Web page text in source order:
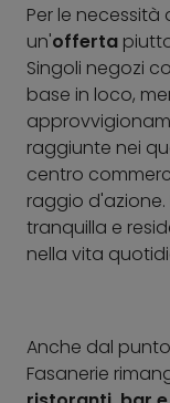
Per le
un'offerta
Singoli negozi
base in loco,
raggiunte nei
centro
raggio d'azione.
tranquilla e
nella vita
Anche dal
Fasanerie